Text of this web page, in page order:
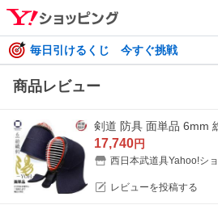
毎日引けるくじ 今すぐ挑戦
商品レビュー
17,740円
西日本武道具Yahoo!シ
レビューを投稿する